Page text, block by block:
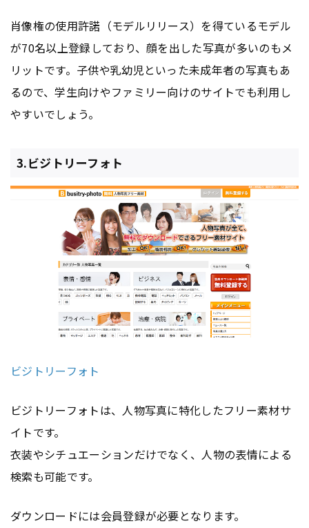
肖像権の使用許諾（モデルリリース）を得ているモデル
が70名以上登録しており、顔を出した写真が多いのもメ
リットです。子供や乳幼児といった未成年者の写真もあ
るので、学生向けやファミリー向けのサイトでも利用し
やすいでしょう。
3.ビジトリーフォト
ビジトリーフォト
ビジトリーフォトは、人物写真に特化したフリー素材サ
イトです。
衣装やシチュエーションだけでなく、人物の表情による
検索も可能です。
ダウンロードには会員登録が必要となります。